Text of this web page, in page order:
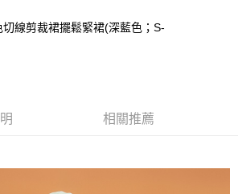
】
，台灣大哥大用戶可立即使用無須另外申請。
未前往確認交易或遇審核未通過，訂單將自動取
、不需綁卡、不需儲值。
線剪裁裙擺鬆緊裙(深藍色；S-
相關推薦